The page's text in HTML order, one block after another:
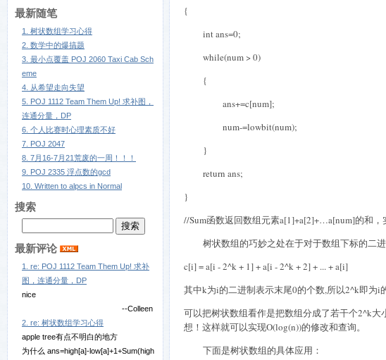
最新随笔
1. 树状数组学习心得
2. 数学中的爆搞题
3. 最小点覆盖 POJ 2060 Taxi Cab Sch
eme
4. 从希望走向失望
5. POJ 1112 Team Them Up! 求补图，
连通分量，DP
6. 个人比赛时心理素质不好
7. POJ 2047
8. 7月16-7月21荒废的一周！！！
9. POJ 2335 浮点数的gcd
10. Written to alpcs in Normal
搜索
最新评论
1. re: POJ 1112 Team Them Up! 求补
图，连通分量，DP
nice
--Colleen
2. re: 树状数组学习心得
apple tree有点不明白的地方
为什么 ans=high[a]-low[a]+1+Sum(high
{
int ans=0;
while(num > 0)
{
ans+=c[num];
num-=lowbit(num);
}
return ans;
}
//Sum函数返回数组元素a[1]+a[2]+…a[num]的和，
树状数组的巧妙之处在于对于数组下标的二
c[i] = a[i - 2^k + 1] + a[i - 2^k + 2] + ... + a[i]
其中k为i的二进制表示末尾0的个数,所以2^k即为i
可以把树状数组看作是把数组分成了若干个2^k大
想！这样就可以实现O(log(n))的修改和查询。
下面是树状数组的具体应用：